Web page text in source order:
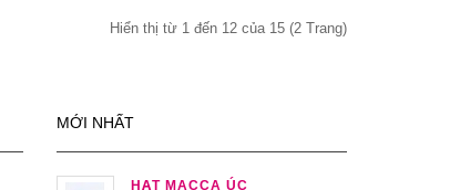
Hiển thị từ 1 đến 12 của 15 (2 Trang)
MỚI NHẤT
HẠT MACCA ÚC